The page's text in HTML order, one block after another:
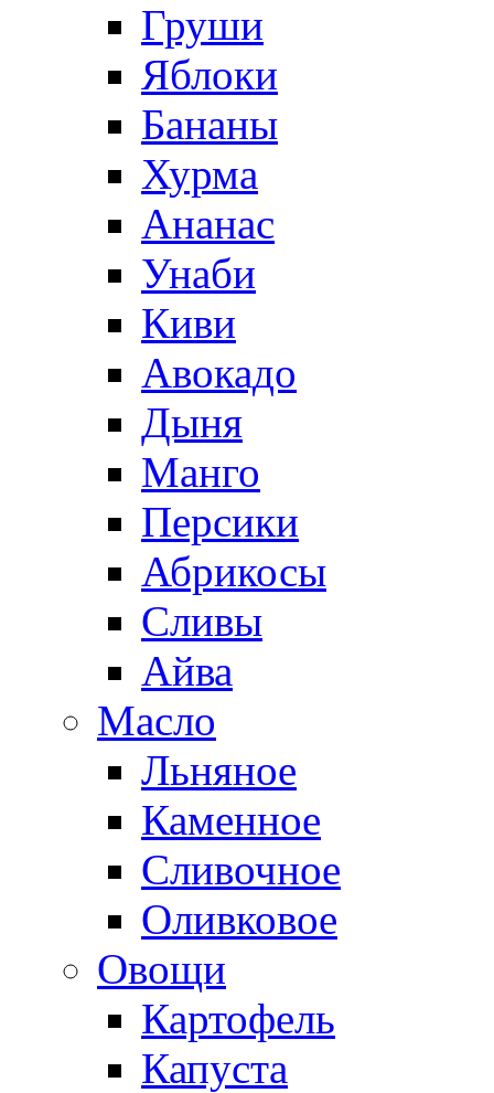
Груши
Яблоки
Бананы
Хурма
Ананас
Унаби
Киви
Авокадо
Дыня
Манго
Персики
Абрикосы
Сливы
Айва
Масло
Льняное
Каменное
Сливочное
Оливковое
Овощи
Картофель
Капуста